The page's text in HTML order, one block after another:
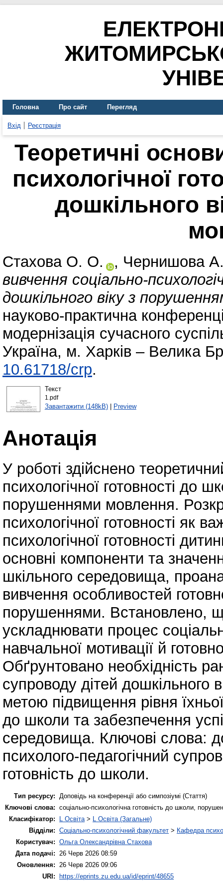
Головна Про сайт Перегляд
Вхід Реєстрація
Теоретичні
психологічної
дошкільного
Стахова О. О. , Чернишова
вивчення соціально-
дошкільного віку з
науково-практична
модернізація сучасного
Україна, м. Харків – Велика
10.61718/crp.
Текст
1.pdf
Завантажити (148kB)| Preview
Анотація
У роботі здійснено
психологічної готовності до
порушеннями мовлення.
психологічної готовності як
психологічної готовності
основні компоненти та
шкільного середовища,
вивчення особливостей
порушеннями. Встановлено,
ускладнювати процес
навчальної мотивації й
Обґрунтовано необхідність
супроводу дітей
метою підвищення рівня
до школи та забезпечення
середовища. Ключові слова:
психолого-педагогічний
готовність до школи.
Тип ресурсу:
Доповідь на конференції або симпозіумі (Стаття)
Ключові слова: соціально-психологічна готовність до школи,
Класифікатор:
L Освіта > L Освіта (Загальне)
Відділи: Соціально-психологічний факультет > Кафедра
Користувач: Ольга Олександрівна Стахова
Дата подачі:
26 Черв 2026 08:59
Оновлення:
26 Черв 2026 09:06
URI: https://eprints.zu.edu.ua/id/eprint/48655